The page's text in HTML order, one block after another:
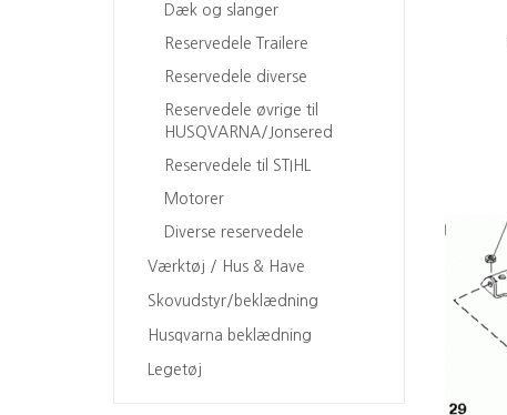
Dæk og slanger
Reservedele Trailere
Reservedele diverse
Reservedele øvrige til
HUSQVARNA/Jonsered
Reservedele til STIHL
Motorer
Diverse reservedele
Værktøj / Hus & Have
Skovudstyr/beklædning
Husqvarna beklædning
Legetøj